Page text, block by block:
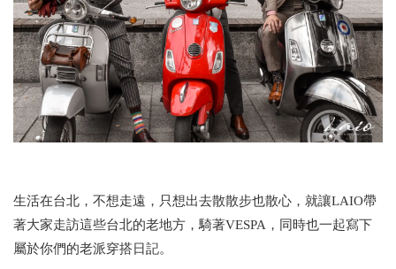
生活在台北，不想走遠，只想出去散散步也散心，就讓LAIO帶
著大家走訪這些台北的老地方，騎著VESPA，同時也一起寫下
屬於你們的老派穿搭日記。